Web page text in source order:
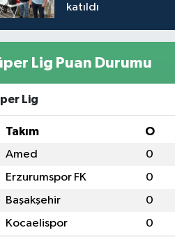
katıldı
Lig Puan Durumu
Lig
Takım O
Amed 0
Erzurumspor FK 0
Başakşehir 0
Kocaelispor 0